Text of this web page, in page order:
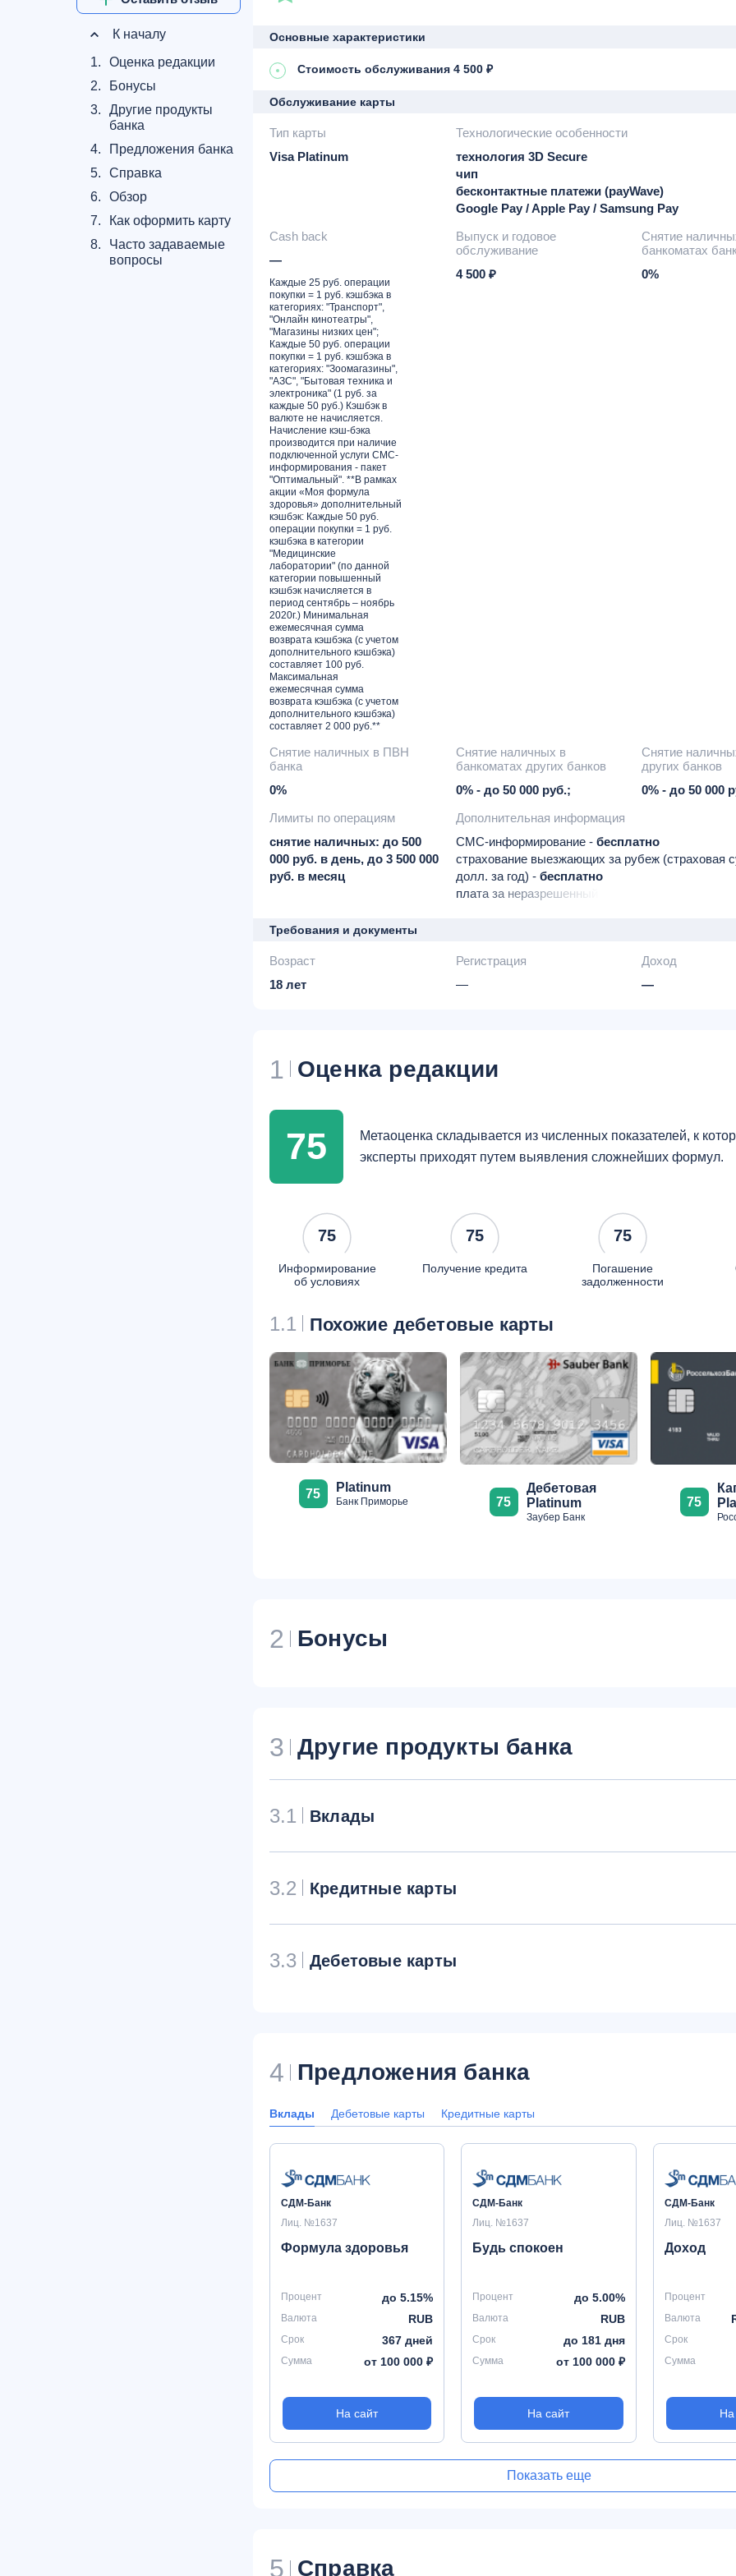
К началу
1.
Оценка редакции
2.
Бонусы
3.
Другие продукты
банка
4.
Предложения банка
5.
Справка
6.
Обзор
7.
Как оформить карту
8.
Часто задаваемые
вопросы
Основные характеристики
Стоимость обслуживания 4 500 ₽
Обслуживание карты
Тип карты
Visa Platinum
Технологические особенности
технология 3D Secure
чип
бесконтактные платежи (payWave)
Google Pay / Apple Pay / Samsung Pay
Cash back
—
Каждые 25 руб. операции
покупки = 1 руб. кэшбэка в
категориях: "Транспорт",
"Онлайн кинотеатры",
"Магазины низких цен";
Каждые 50 руб. операции
покупки = 1 руб. кэшбэка в
категориях: "Зоомагазины",
"АЗС", "Бытовая техника и
электроника" (1 руб. за
каждые 50 руб.) Кэшбэк в
валюте не начисляется.
Начисление кэш-бэка
производится при наличие
подключенной услуги СМС-
информирования - пакет
"Оптимальный". **В рамках
акции «Моя формула
здоровья» дополнительный
кэшбэк: Каждые 50 руб.
операции покупки = 1 руб.
кэшбэка в категории
"Медицинские
лаборатории" (по данной
категории повышенный
кэшбэк начисляется в
период сентябрь – ноябрь
2020г.) Минимальная
ежемесячная сумма
возврата кэшбэка (с учетом
дополнительного кэшбэка)
составляет 100 руб.
Максимальная
ежемесячная сумма
возврата кэшбэка (с учетом
дополнительного кэшбэка)
составляет 2 000 руб.**
Выпуск и годовое
обслуживание
4 500 ₽
Снятие
банкоматах
0%
Снятие наличных в ПВН
банка
0%
Снятие наличных в
банкоматах других банков
0% - до 50 000 руб.;
Снятие
других банков
0% - до 50 000
Лимиты по операциям
снятие наличных: до 500
000 руб. в день, до 3 500 000
руб. в месяц
Дополнительная информация
СМС-информирование - бесплатно
страхование выезжающих за рубеж (страховая
долл. за год) - бесплатно
плата за неразрешенный овердрафт -
40%
(эквивалент) за операцию
Требования и документы
Возраст
18 лет
Регистрация
—
Доход
—
1 Оценка редакции
75
Метаоценка складывается из численных показателей, к
эксперты приходят путем выявления сложнейших формул.
75
Информирование
об условиях
75
Получение кредита
75
Погашение
задолженности
1.1 Похожие дебетовые карты
75 Platinum
Банк Приморье 75
Дебетовая
Platinum
Заубер Банк
75
2 Бонусы
3 Другие продукты банка
3.1 Вклады
3.2 Кредитные карты
3.3 Дебетовые карты
4 Предложения банка
Вклады Дебетовые карты Кредитные карты
СДМ-Банк
Лиц. №1637
Формула здоровья
Процент до 5.15%
Валюта RUB
Срок 367 дней
Сумма от 100 000 ₽
На сайт
СДМ-Банк
Лиц. №1637
Будь спокоен
Процент до 5.00%
Валюта RUB
Срок до 181 дня
Сумма от 100 000 ₽
На сайт
СДМ-Банк
Лиц. №1637
Доход
Процент
Валюта
Срок
Сумма
На
Показать еще
5 Справка